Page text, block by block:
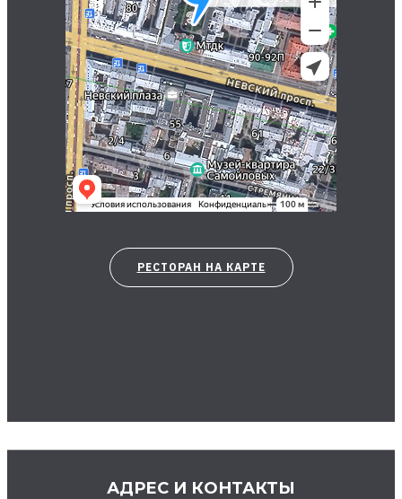
РЕСТОРАН НА КАРТЕ
АДРЕС И КОНТАКТЫ